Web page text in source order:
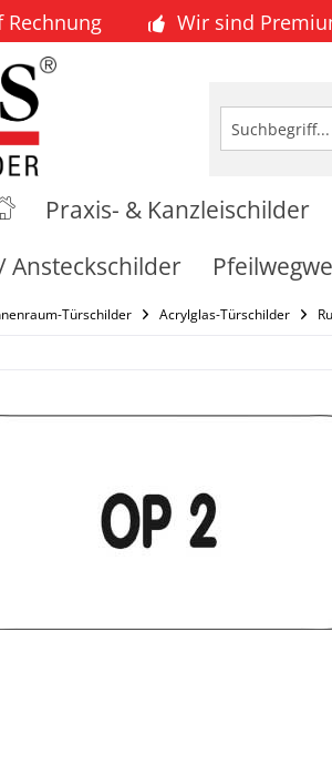
Rechnung Wir sind
Praxis- & Kanzleischilder
Ansteckschilder
Türschilder Acrylglas-Türschilder